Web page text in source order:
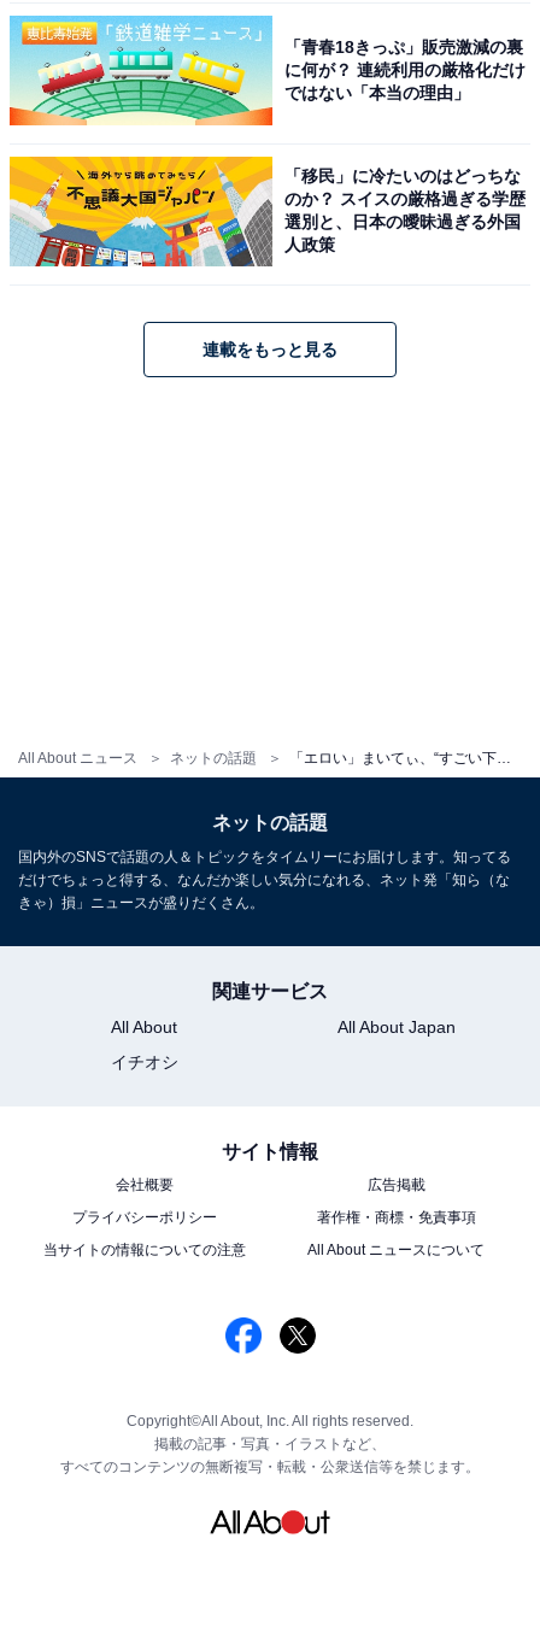
All About ニュース ネットの話題
「青春18きっぷ」販売激減の裏
に何が？ 連続利用の厳格化だけ
ではない「本当の理由」
「移民」に冷たいのはどっちな
のか？ スイスの厳格過ぎる学歴
選別と、日本の曖昧過ぎる外国
人政策
連載をもっと見る
ネットの話題
国内外のSNSで話題の人＆トピックをタイムリーにお届けします。知ってる
だけでちょっと得する、なんだか楽しい気分になれる、ネット発「知ら（な
きゃ）損」ニュースが盛りだくさん。
関連サービス
All About
All About Japan
イチオシ
サイト情報
会社概要
広告掲載
プライバシーポリシー
著作権・商標・免責事項
当サイトの情報についての注意
All About ニュースについて
Copyright©All About, Inc. All rights reserved.
掲載の記事・写真・イラストなど、
すべてのコンテンツの無断複写・転載・公衆送信等を禁じます。